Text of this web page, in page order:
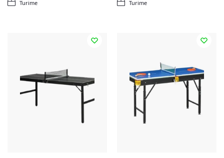
Turime Turime